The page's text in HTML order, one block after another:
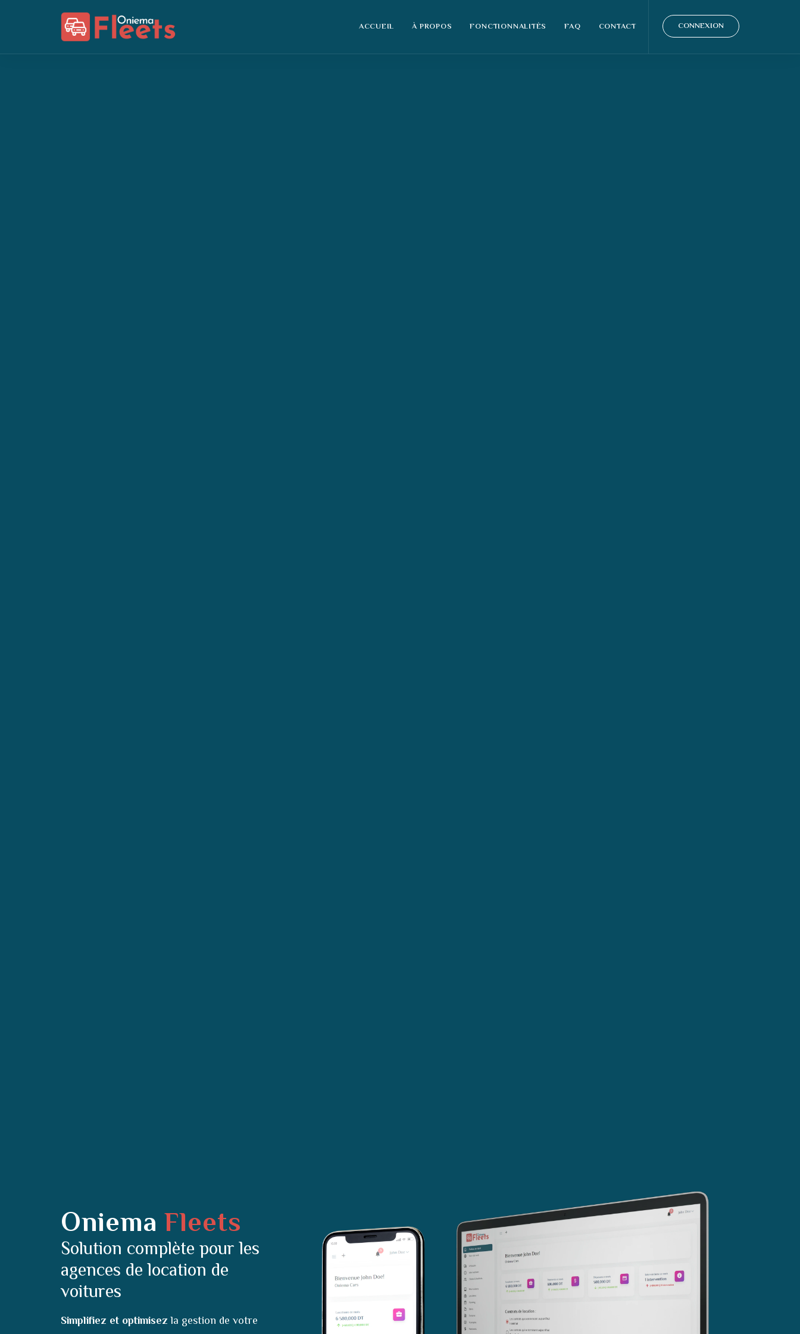
CONNEXION
ACCUEIL À PROPOS FONCTIONNALITÉS FAQ CONTACT
Oniema Fleets
Solution complète pour les
agences de location de
voitures
Simplifiez et optimisezla gestion de votre